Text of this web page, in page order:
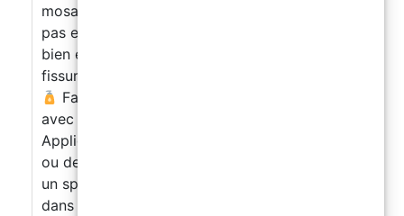
mosaïque et la pierre naturelle.
pas et ne glisse pas Sa texture pâteuse reste
bien en place.
fissure pas et ne se décolle pas avec le temps.
Facile à utiliser Kit complet prêt à l’emploi
avec tous les accessoires nécessaires.
Applications pratiques Réparation de carreaux
ou de mosaïques décollés dans une piscine ou
un spa Étanchéité des joints, bords ou fissures
dans des environnements humides ou